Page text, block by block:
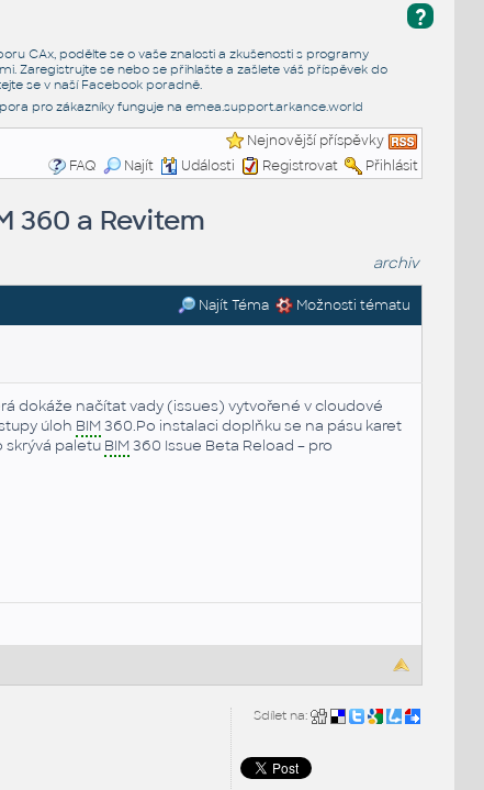
?
CAx, podělte se o vaše znalosti a zkušenosti s programy
Zaregistrujte se nebo se přihlašte a zašlete váš příspěvek do
se v naší Facebook poradně.
pro zákazníky funguje na emea.support.arkance.world
Nejnovější příspěvky
FAQ
Najít Události Registrovat Přihlásit
360 a Revitem
archiv
Najít Téma Možnosti tématu
dokáže načítat vady (issues) vytvořené v cloudové
úloh BIM360.Po instalaci doplňku se na pásu karet
skrývá paletu BIM360 Issue Beta Reload – pro
Sdílet na: